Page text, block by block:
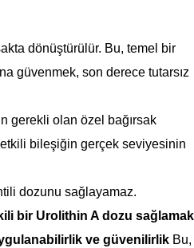
dönüştürülür. Bu, temel bir
güvenmek, son derece tutarsız
gerekli olan özel bağırsak
bileşiğin gerçek seviyesinin
dozunu sağlayamaz.
bir Urolithin A dozu
ve güvenilirlik Bu,